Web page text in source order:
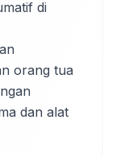
di
orang tua
dan alat